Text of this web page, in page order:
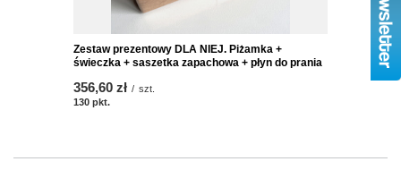
Zestaw prezentowy DLA NIEJ. Piżamka +
świeczka + saszetka zapachowa + płyn do prania
356,60 zł / szt.
130 pkt.